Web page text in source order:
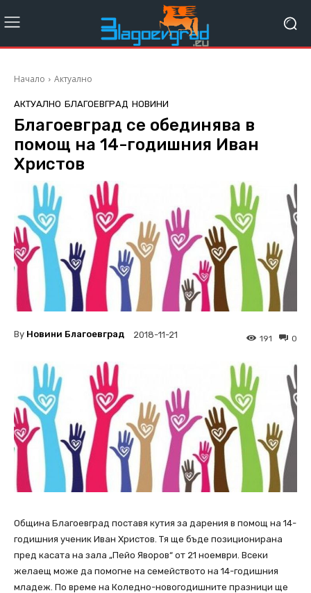
Начало Актуално
АКТУАЛНО БЛАГОЕВГРАД НОВИНИ
Благоевград се обединява в
помощ на 14-годишния Иван
Христов
By Новини Благоевград 2018-11-21 0
191
Община Благоевград поставя кутия за дарения в помощ на 14-
годишния ученик Иван Христов. Тя ще бъде позиционирана
пред касата на зала „Пейо Яворов“ от 21 ноември. Всеки
желаещ може да помогне на семейството на 14-годишния
младеж. По време на Коледно-новогодишните празници ще